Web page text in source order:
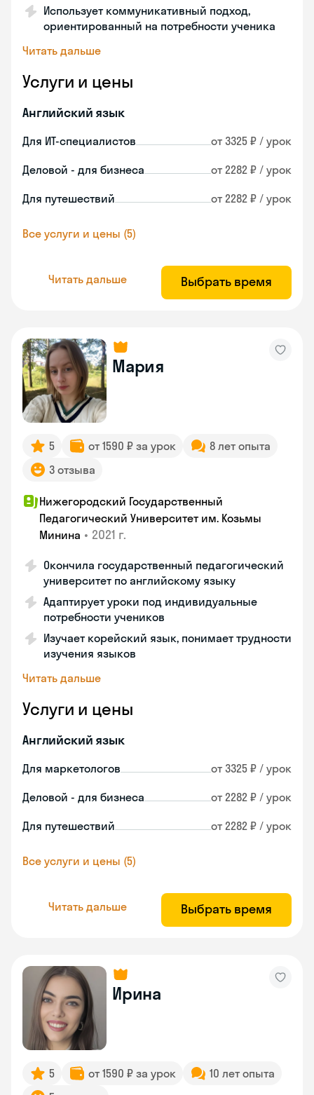
Использует коммуникативный подход,
ориентированный на потребности ученика
Читать дальше
Услуги и цены
Английский язык
Для ИТ-специалистов от 3325 ₽ / урок
Деловой - для бизнеса от 2282 ₽ / урок
Для путешествий от 2282 ₽ / урок
Все услуги и цены (5)
Читать дальше Выбрать время
Мария
5 от 1590 ₽ за урок
8 лет опыта
3 отзыва
Нижегородский Государственный
Педагогический Университет им. Козьмы
Минина • 2021 г.
Окончила государственный педагогический
университет по английскому языку
Адаптирует уроки под индивидуальные
потребности учеников
Изучает корейский язык, понимает трудности
изучения языков
Читать дальше
Услуги и цены
Английский язык
Для маркетологов от 3325 ₽ / урок
Деловой - для бизнеса от 2282 ₽ / урок
Для путешествий от 2282 ₽ / урок
Все услуги и цены (5)
Читать дальше Выбрать время
Ирина
5 от 1590 ₽ за урок
10 лет опыта